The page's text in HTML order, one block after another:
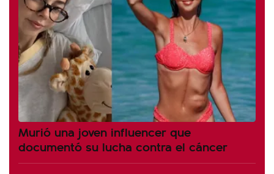
Murió una joven influencer que
documentó su lucha contra el cáncer